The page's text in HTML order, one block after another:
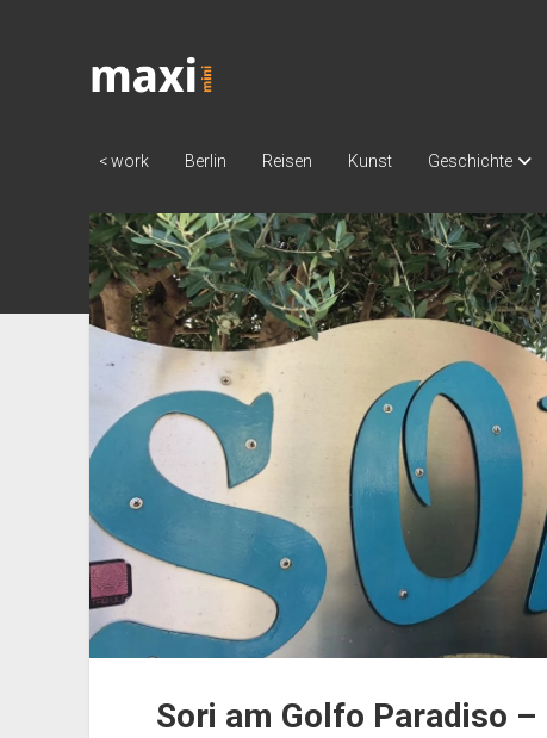
Maximini
< work Berlin Reisen Kunst Geschichte
Sori am Golfo Paradiso